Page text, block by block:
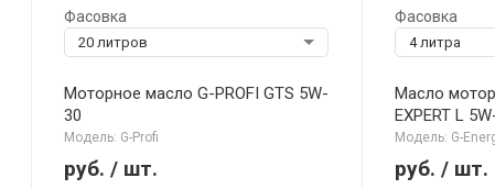
Фасовка
20 литров
Моторное масло G-PROFI GTS 5W-
30
Модель: G-Profi
руб. / шт.
Фасовка
4 литра
Масло
EXPERT L
Модель: G-
руб. / шт.